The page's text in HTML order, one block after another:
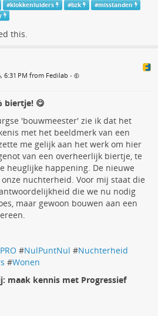
#klokkenluiders #bzk #misstanden
this.
6:31 PM from Fedilab •
biertje! 😋
'bouwmeester' zie ik dat het
met het beeldmerk van een
me gelijk aan het werk om hier
van een overheerlijk biertje, te
heuglijke happening. De nieuwe
nuchterheid. Voor mij staat die
die we nu nodig
maar gewoon bouwen aan een
PRO #NulPuntNul #Nuchterheid
#Wonen
maak kennis met Progressief